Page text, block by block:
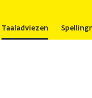
Taaladviezen